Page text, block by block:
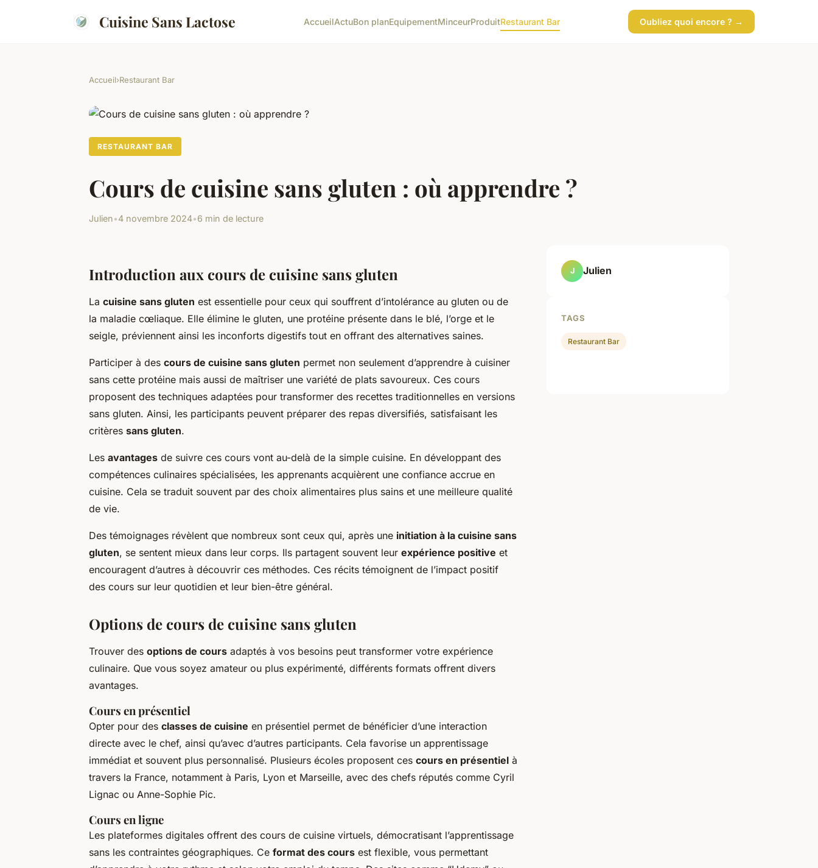
Cuisine Sans Lactose AccueilActuBon planEquipementMinceurProduitRestaurant Bar Oubliez quoi encore ? →
Accueil›Restaurant Bar
RESTAURANT BAR
Cours de cuisine sans gluten : où apprendre ?
Julien•4 novembre 2024•6 min de lecture
Introduction aux cours de cuisine sans gluten
La cuisine sans gluten est essentielle pour ceux qui souffrent d’intolérance au gluten ou de
la maladie cœliaque. Elle élimine le gluten, une protéine présente dans le blé, l’orge et le
seigle, préviennent ainsi les inconforts digestifs tout en offrant des alternatives saines.
Participer à des cours de cuisine sans gluten permet non seulement d’apprendre à cuisiner
sans cette protéine mais aussi de maîtriser une variété de plats savoureux. Ces cours
proposent des techniques adaptées pour transformer des recettes traditionnelles en versions
sans gluten. Ainsi, les participants peuvent préparer des repas diversifiés, satisfaisant les
critères sans gluten.
Les avantages de suivre ces cours vont au-delà de la simple cuisine. En développant des
compétences culinaires spécialisées, les apprenants acquièrent une confiance accrue en
cuisine. Cela se traduit souvent par des choix alimentaires plus sains et une meilleure qualité
de vie.
Des témoignages révèlent que nombreux sont ceux qui, après une initiation à la cuisine sans
gluten, se sentent mieux dans leur corps. Ils partagent souvent leur expérience positive et
encouragent d’autres à découvrir ces méthodes. Ces récits témoignent de l’impact positif
des cours sur leur quotidien et leur bien-être général.
Options de cours de cuisine sans gluten
Trouver des options de cours adaptés à vos besoins peut transformer votre expérience
culinaire. Que vous soyez amateur ou plus expérimenté, différents formats offrent divers
avantages.
Cours en présentiel
Opter pour des classes de cuisine en présentiel permet de bénéficier d’une interaction
directe avec le chef, ainsi qu’avec d’autres participants. Cela favorise un apprentissage
immédiat et souvent plus personnalisé. Plusieurs écoles proposent ces cours en présentiel à
travers la France, notamment à Paris, Lyon et Marseille, avec des chefs réputés comme Cyril
Lignac ou Anne-Sophie Pic.
Cours en ligne
Les plateformes digitales offrent des cours de cuisine virtuels, démocratisant l’apprentissage
sans les contraintes géographiques. Ce format des cours est flexible, vous permettant
J Julien
TAGS
Restaurant Bar